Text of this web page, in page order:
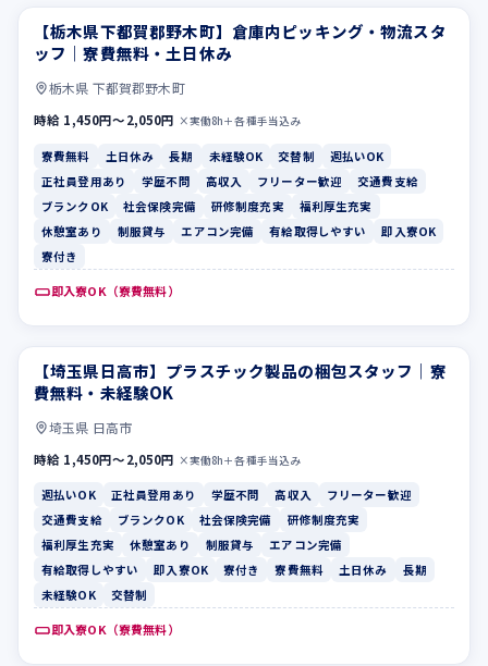
寮費無料 土日休み
【栃木県下都賀郡野木町】倉庫内ピッキング・物流スタ
ッフ｜寮費無料・土日休み
栃木県 下都賀郡野木町
時給 1,450円〜2,050円 ×実働8h＋各種手当込み
寮費無料 土日休み 長期 未経験OK 交替制
週払いOK
正社員登用あり
学歴不問 高収入 フリーター歓迎
交通費支給
ブランクOK
社会保険完備 研修制度充実
福利厚生充実
休憩室あり
制服貸与 エアコン完備 有給取得しやすい
即入寮OK
寮付き
即入寮OK（寮費無料）
週払いOK 正社員登用あり
【埼玉県日高市】プラスチック製品の梱包スタッフ｜寮
費無料・未経験OK
埼玉県 日高市
時給 1,450円〜2,050円 ×実働8h＋各種手当込み
週払いOK 正社員登用あり 学歴不問 高収入
フリーター歓迎
交通費支給
ブランクOK 社会保険完備
研修制度充実
福利厚生充実
休憩室あり 制服貸与
エアコン完備
有給取得しやすい
即入寮OK 寮付き 寮費無料 土日休み
長期
未経験OK
交替制
即入寮OK（寮費無料）